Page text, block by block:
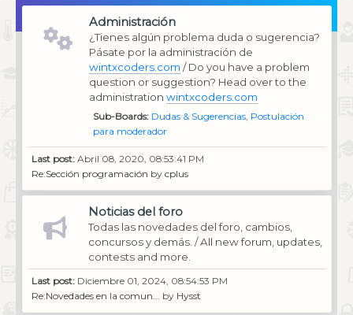
Administración
¿Tienes algún problema duda o sugerencia?
Pásate por la administración de
wintxcoders.com / Do you have a problem
question or suggestion? Head over to the
administration wintxcoders.com
Sub-Boards Dudas & Sugerencias Postulación
para moderador
Last post: Abril 08, 2020, 08:53:41 PM
Re:Sección programación by cplus
Noticias del foro
Todas las novedades del foro, cambios,
concursos y demás. / All new forum, updates,
contests and more.
Last post: Diciembre 01, 2024, 08:54:53 PM
Re:Novedades en la comun... by Hysst